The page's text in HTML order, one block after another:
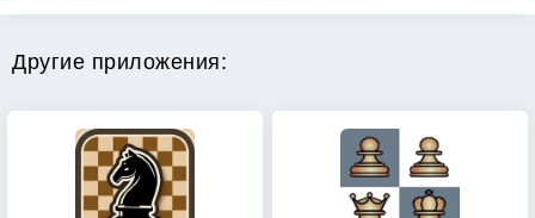
Другие приложения: